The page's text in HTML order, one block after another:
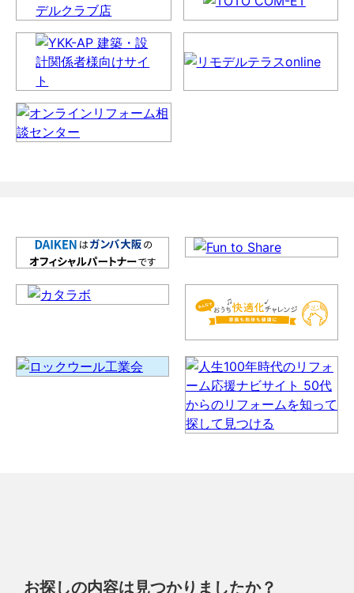
お探しの内容は見つかりましたか？